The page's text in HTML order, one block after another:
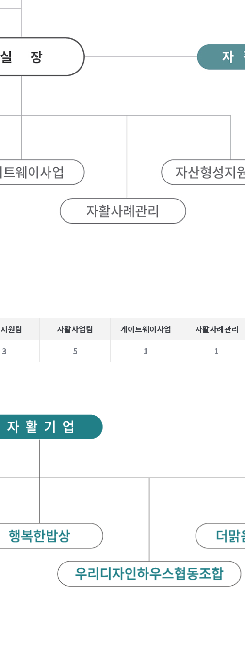
원팀 자활사업팀 게이트웨이사업 자활사례관리
3 5 1 1